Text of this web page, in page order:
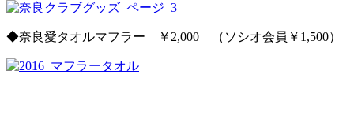
◆奈良愛タオルマフラー ￥2,000 （ソシオ会員￥1,500）